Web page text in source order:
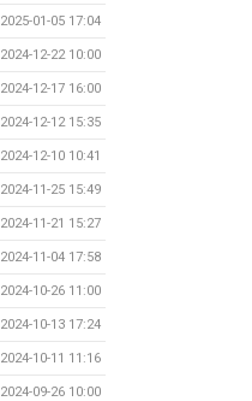
2025-01-05 17:04
2024-12-22 10:00
2024-12-17 16:00
2024-12-12 15:35
2024-12-10 10:41
2024-11-25 15:49
2024-11-21 15:27
2024-11-04 17:58
2024-10-26 11:00
2024-10-13 17:24
2024-10-11 11:16
2024-09-26 10:00